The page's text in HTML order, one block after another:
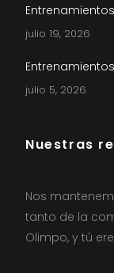
julio 19, 2026
julio 5, 2026
Nuestras
Nos
tanto de la
Olimpo, y tú